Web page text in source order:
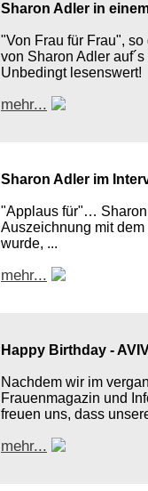
Sharon Adler in
"Von Frau für Frau",
von Sharon Adler
Unbedingt lesenswert!
mehr...
Sharon Adler im
"Applaus für"… Sharon
Auszeichnung mit
wurde, ...
mehr...
Happy Birthday -
Nachdem wir im
Frauenmagazin und
freuen uns, dass
mehr...